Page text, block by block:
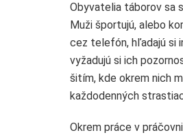
Obyvatelia táborov sa
Muži športujú, alebo
cez telefón, hľadajú si
vyžadujú si ich
šitím, kde okrem nich
každodenných
Okrem práce v